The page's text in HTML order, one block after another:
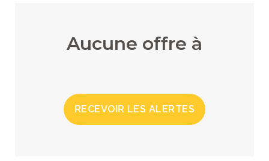
Aucune offre à
RECEVOIR LES ALERTES